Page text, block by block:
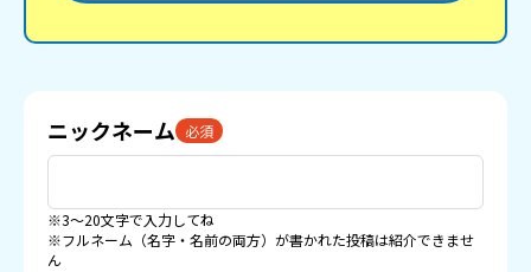
ニックネーム 必須
※3〜20文字で入力してね
※フルネーム（名字・名前の両方）が書かれた投稿は紹介できませ
ん